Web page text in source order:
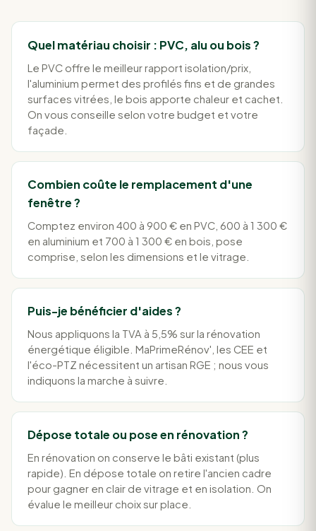
Quel matériau choisir : PVC, alu ou bois ?
Le PVC offre le meilleur rapport isolation/prix,
l'aluminium permet des profilés fins et de grandes
surfaces vitrées, le bois apporte chaleur et cachet.
On vous conseille selon votre budget et votre
façade.
Combien coûte le remplacement d'une
fenêtre ?
Comptez environ 400 à 900 € en PVC, 600 à 1 300 €
en aluminium et 700 à 1 300 € en bois, pose
comprise, selon les dimensions et le vitrage.
Puis-je bénéficier d'aides ?
Nous appliquons la TVA à 5,5% sur la rénovation
énergétique éligible. MaPrimeRénov', les CEE et
l'éco-PTZ nécessitent un artisan RGE ; nous vous
indiquons la marche à suivre.
Dépose totale ou pose en rénovation ?
En rénovation on conserve le bâti existant (plus
rapide). En dépose totale on retire l'ancien cadre
pour gagner en clair de vitrage et en isolation. On
évalue le meilleur choix sur place.